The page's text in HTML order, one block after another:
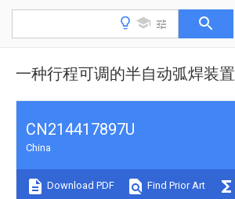
一种行程可调的半自动弧焊装置
CN214417897U
China
Download PDF Find Prior Art